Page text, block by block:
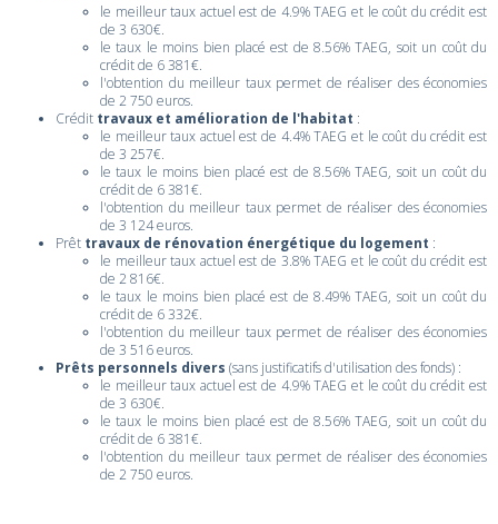
le meilleur taux actuel est de 4.9% TAEG et le coût du crédit est
de 3 630€.
le taux le moins bien placé est de 8.56% TAEG, soit un coût du
crédit de 6 381€.
l'obtention du meilleur taux permet de réaliser des économies
de 2 750 euros.
Crédit travaux et amélioration de l'habitat :
le meilleur taux actuel est de 4.4% TAEG et le coût du crédit est
de 3 257€.
le taux le moins bien placé est de 8.56% TAEG, soit un coût du
crédit de 6 381€.
l'obtention du meilleur taux permet de réaliser des économies
de 3 124 euros.
Prêt travaux de rénovation énergétique du logement :
le meilleur taux actuel est de 3.8% TAEG et le coût du crédit est
de 2 816€.
le taux le moins bien placé est de 8.49% TAEG, soit un coût du
crédit de 6 332€.
l'obtention du meilleur taux permet de réaliser des économies
de 3 516 euros.
Prêts personnels divers (sans justificatifs d'utilisation des fonds) :
le meilleur taux actuel est de 4.9% TAEG et le coût du crédit est
de 3 630€.
le taux le moins bien placé est de 8.56% TAEG, soit un coût du
crédit de 6 381€.
l'obtention du meilleur taux permet de réaliser des économies
de 2 750 euros.